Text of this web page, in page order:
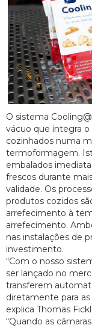
O sistema
vácuo que integra
cozinhados numa
termoformagem.
embalados
frescos durante
validade. Os
produtos cozidos
arrefecimento à
arrefecimento.
nas instalações de
investimento.
“Com o nosso
ser lançado no
transferem
diretamente para
explica Thomas
“Quando as